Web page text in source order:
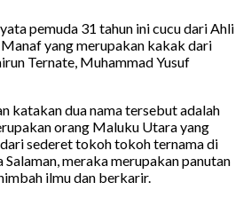
pemuda 31 tahun ini cucu dari Ahli
yang merupakan kakak dari
Ternate, Muhammad Yusuf
katakan dua nama tersebut adalah
orang Maluku Utara yang
sederet tokoh tokoh ternama di
Salaman, meraka merupakan panutan
ilmu dan berkarir.